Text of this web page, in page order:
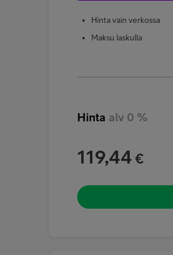
Hinta vain verkossa
Maksu laskulla
Hinta alv 0 %
119,44 €